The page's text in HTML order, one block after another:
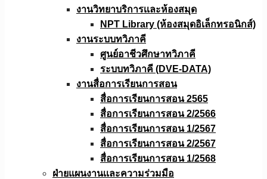
งานวิทยาบริการเเละห้องสมุด
NPT Library (ห้องสมุดอิเล็กทรอนิกส์)
งานระบบทวิภาคี
ศูนย์อาชีวศึกษาทวิภาคี
ระบบทวิภาคี (DVE-DATA)
งานสื่อการเรียนการสอน
สื่อการเรียนการสอน 2565
สื่อการเรียนการสอน 2/2566
สื่อการเรียนการสอน 1/2567
สื่อการเรียนการสอน 2/2567
สื่อการเรียนการสอน 1/2568
ฝ่ายแผนงานเเละความร่วมมือ